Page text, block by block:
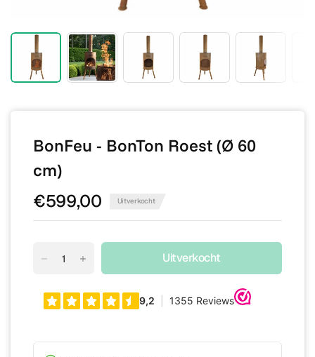
BonFeu - BonTon Roest (Ø 60
cm)
€599,00 Uitverkocht
Uitverkocht